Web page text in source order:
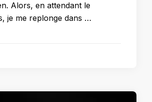
Alors, en attendant le
je me replonge dans …